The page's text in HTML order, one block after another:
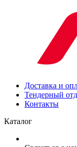
Доставка и
Тендерный
Контакты
Каталог